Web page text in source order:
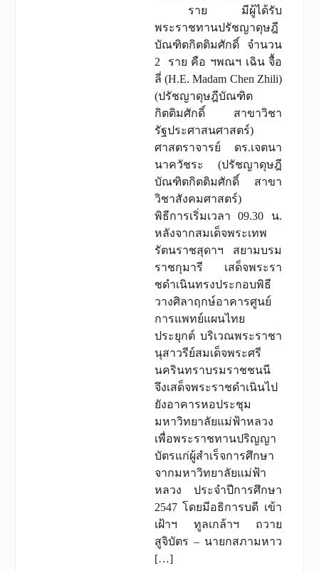
ราย มีผู้ได้รับ
พระราชทานปรัชญาดุษฎี
บัณฑิตกิตติมศักดิ์ จำนวน
2 ราย คือ ฯพณฯ เฉิน จื้อ
ลี่ (H.E. Madam Chen Zhili)
(ปรัชญาดุษฎีบัณฑิต
กิตติมศักดิ์ สาขาวิชา
รัฐประศาสนศาสตร์)
ศาสตราจารย์ ดร.เจตนา
นาควัชระ (ปรัชญาดุษฎี
บัณฑิตกิตติมศักดิ์ สาขา
วิชาสังคมศาสตร์)
พิธีการเริ่มเวลา 09.30 น.
หลังจากสมเด็จพระเทพ
รัตนราชสุดาฯ สยามบรม
ราชกุมารี เสด็จพระรา
ชดําเนินทรงประกอบพิธี
วางศิลาฤกษ์อาคารศูนย์
การแพทย์แผนไทย
ประยุกต์ บริเวณพระราชา
นุสาวรีย์สมเด็จพระศรี
นครินทราบรมราชชนนี
จึงเสด็จพระราชดําเนินไป
ยังอาคารหอประชุม
มหาวิทยาลัยแม่ฟ้าหลวง
เพื่อพระราชทานปริญญา
บัตรแก่ผู้สําเร็จการศึกษา
จากมหาวิทยาลัยแม่ฟ้า
หลวง ประจําปีการศึกษา
2547 โดยมีอธิการบดี เข้า
เฝ้าฯ ทูลเกล้าฯ ถวาย
สูจิบัตร – นายกสภามหาว
[…]